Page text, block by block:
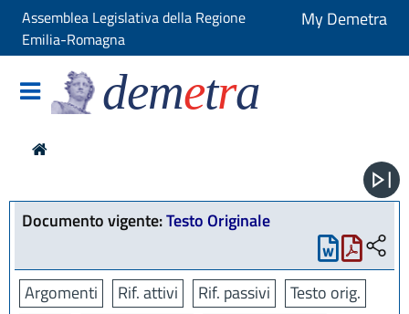
Assemblea Legislativa della Regione
Emilia-Romagna
My Demetra
demetra
Documento vigente:Testo Originale
Argomenti Rif. attivi Rif. passivi
Testo orig.